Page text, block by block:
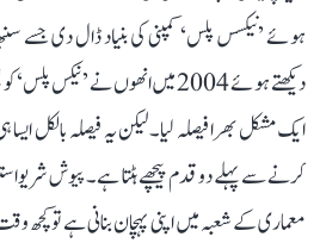
ہوئے ’نیکسس پلس‘ کمپنی کی بنیاد ڈال دی جسے
دیکھتے ہوئے 2004 میں انھوں نے
ایک مشکل بھرا فیصلہ لیا۔ لیکن یہ فیصلہ بالکل
کرنے سے پہلے دو قدم پیچھے ہٹتا ہے۔ پیوش
معماری کے شعبہ میں اپنی پہچان بنانی ہے تو کچھ